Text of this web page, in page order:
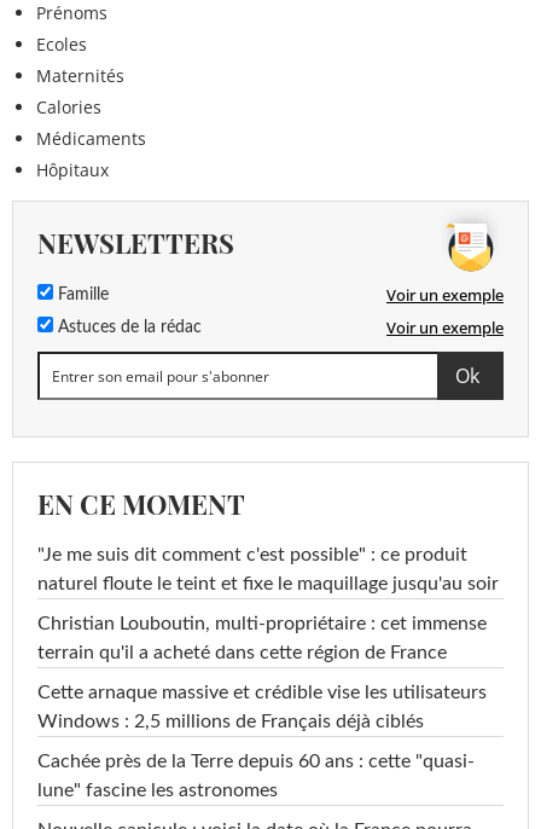
Prénoms
Ecoles
Maternités
Calories
Médicaments
Hôpitaux
NEWSLETTERS
Famille Voir un exemple
Astuces de la rédac Voir un exemple
EN CE MOMENT
"Je me suis dit comment c'est possible" : ce produit
naturel floute le teint et fixe le maquillage jusqu'au soir
Christian Louboutin, multi-propriétaire : cet immense
terrain qu'il a acheté dans cette région de France
Cette arnaque massive et crédible vise les utilisateurs
Windows : 2,5 millions de Français déjà ciblés
Cachée près de la Terre depuis 60 ans : cette "quasi-
lune" fascine les astronomes